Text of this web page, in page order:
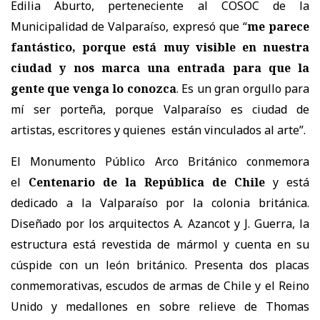
Edilia Aburto, perteneciente al COSOC de la
Municipalidad de Valparaíso, expresó que “me parece
fantástico, porque está muy visible en nuestra
ciudad y nos marca una entrada para que la
gente que venga lo conozca. Es un gran orgullo para
mí ser porteña, porque Valparaíso es ciudad de
artistas, escritores y quienes están vinculados al arte”.
El Monumento Público Arco Británico conmemora
el Centenario de la República de Chile y está
dedicado a la Valparaíso por la colonia británica.
Diseñado por los arquitectos A. Azancot y J. Guerra, la
estructura está revestida de mármol y cuenta en su
cúspide con un león británico. Presenta dos placas
conmemorativas, escudos de armas de Chile y el Reino
Unido y medallones en sobre relieve de Thomas